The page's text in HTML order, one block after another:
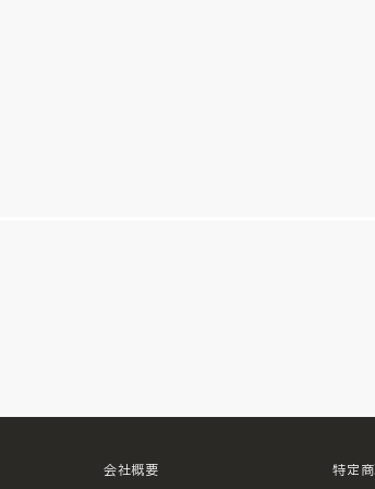
会社概要 特定